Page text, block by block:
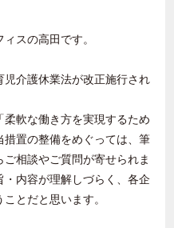
スの高田です。
介護休業法が改正施行され
軟な働き方を実現するため
置の整備をめぐっては、筆
相談やご質問が寄せられま
・内容が理解しづらく、各企
とだと思います。